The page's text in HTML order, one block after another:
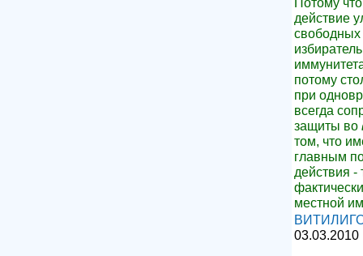
действие
свободных
потому
при
всегда
защиты во
том, что
главным
действия -
местной
03.03.2010